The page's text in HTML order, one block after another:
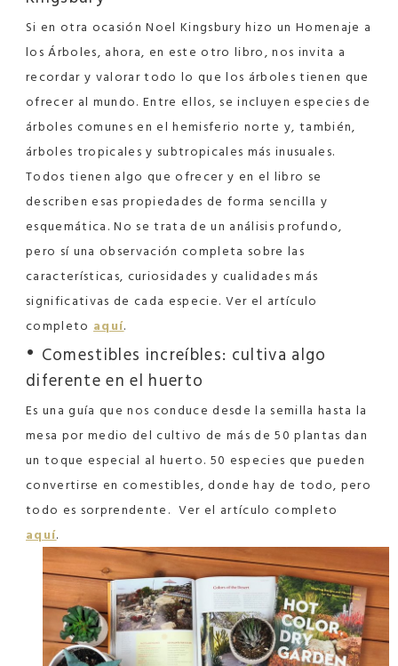
Si en otra ocasión Noel Kingsbury hizo un Homenaje a
los Árboles, ahora, en este otro libro, nos invita a
recordar y valorar todo lo que los árboles tienen que
ofrecer al mundo. Entre ellos, se incluyen especies de
árboles comunes en el hemisferio norte y, también,
árboles tropicales y subtropicales más inusuales.
Todos tienen algo que ofrecer y en el libro se
describen esas propiedades de forma sencilla y
esquemática. No se trata de un análisis profundo,
pero sí una observación completa sobre las
características, curiosidades y cualidades más
significativas de cada especie. Ver el artículo
completo aquí.
• Comestibles increíbles: cultiva algo
diferente en el huerto
Es una guía que nos conduce desde la semilla hasta la
mesa por medio del cultivo de más de 50 plantas dan
un toque especial al huerto. 50 especies que pueden
convertirse en comestibles, donde hay de todo, pero
todo es sorprendente. Ver el artículo completo
aquí.